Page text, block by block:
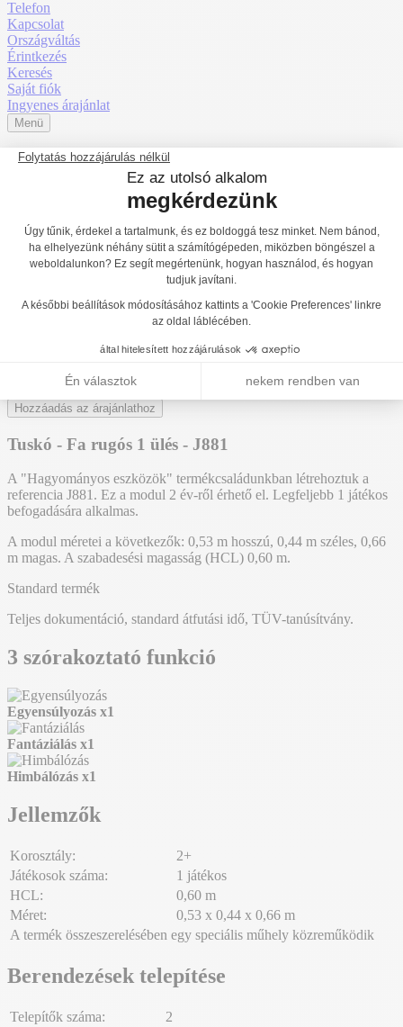
Telefon
Kapcsolat
Országváltás
Érintkezés
Keresés
Saját fiók
Ingyenes árajánlat
Menü
Darabold fel
3
Mentális befogadás
3
Játszóterek Fenntartható természetes fából készült
játszótéri eszközök
Hagyományos eszközök
J880
Hozzáadás az árajánlathoz
Tuskó - Fa rugós 1 ülés - J881
A "Hagyományos eszközök" termékcsaládunkban létrehoztuk a
referencia J881. Ez a modul 2 év-ről érhető el. Legfeljebb 1 játékos
befogadására alkalmas.
A modul méretei a következők: 0,53 m hosszú, 0,44 m széles, 0,66
m magas. A szabadesési magasság (HCL) 0,60 m.
Standard termék
Teljes dokumentáció, standard átfutási idő, TÜV-tanúsítvány.
3 szórakoztató funkció
Egyensúlyozás x1
Fantáziálás x1
Himbálózás x1
Jellemzők
Korosztály:
2+
Játékosok száma:
1 játékos
HCL:
0,60 m
Méret:
0,53 x 0,44 x 0,66 m
A termék összeszerelésében egy speciális műhely közreműködik
Berendezések telepítése
Telepítők száma:
2